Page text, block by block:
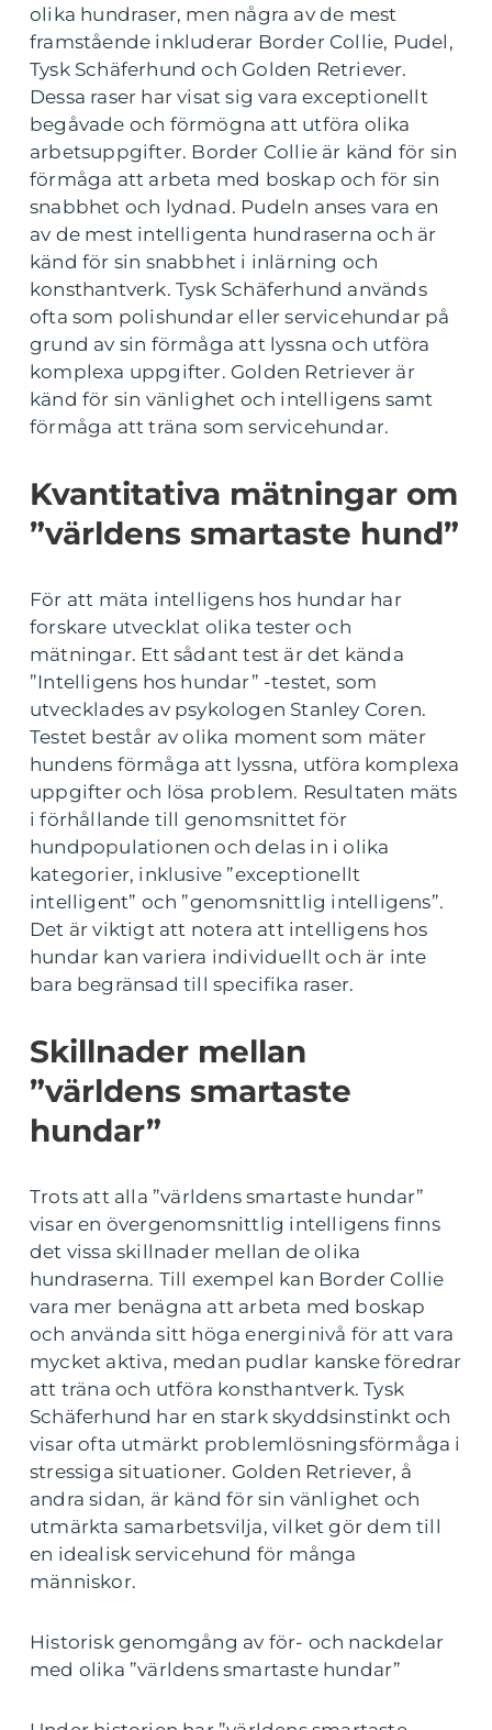
olika hundraser, men några av de mest
framstående inkluderar Border Collie, Pudel,
Tysk Schäferhund och Golden Retriever.
Dessa raser har visat sig vara exceptionellt
begåvade och förmögna att utföra olika
arbetsuppgifter. Border Collie är känd för sin
förmåga att arbeta med boskap och för sin
snabbhet och lydnad. Pudeln anses vara en
av de mest intelligenta hundraserna och är
känd för sin snabbhet i inlärning och
konsthantverk. Tysk Schäferhund används
ofta som polishundar eller servicehundar på
grund av sin förmåga att lyssna och utföra
komplexa uppgifter. Golden Retriever är
känd för sin vänlighet och intelligens samt
förmåga att träna som servicehundar.
Kvantitativa mätningar om
”världens smartaste hund”
För att mäta intelligens hos hundar har
forskare utvecklat olika tester och
mätningar. Ett sådant test är det kända
”Intelligens hos hundar” -testet, som
utvecklades av psykologen Stanley Coren.
Testet består av olika moment som mäter
hundens förmåga att lyssna, utföra komplexa
uppgifter och lösa problem. Resultaten mäts
i förhållande till genomsnittet för
hundpopulationen och delas in i olika
kategorier, inklusive ”exceptionellt
intelligent” och ”genomsnittlig intelligens”.
Det är viktigt att notera att intelligens hos
hundar kan variera individuellt och är inte
bara begränsad till specifika raser.
Skillnader mellan
”världens smartaste
hundar”
Trots att alla ”världens smartaste hundar”
visar en övergenomsnittlig intelligens finns
det vissa skillnader mellan de olika
hundraserna. Till exempel kan Border Collie
vara mer benägna att arbeta med boskap
och använda sitt höga energinivå för att vara
mycket aktiva, medan pudlar kanske föredrar
att träna och utföra konsthantverk. Tysk
Schäferhund har en stark skyddsinstinkt och
visar ofta utmärkt problemlösningsförmåga i
stressiga situationer. Golden Retriever, å
andra sidan, är känd för sin vänlighet och
utmärkta samarbetsvilja, vilket gör dem till
en idealisk servicehund för många
människor.
Historisk genomgång av för- och nackdelar
med olika ”världens smartaste hundar”